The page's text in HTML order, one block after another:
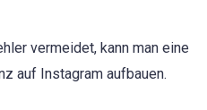
vermeidet, kann man eine
auf Instagram aufbauen.